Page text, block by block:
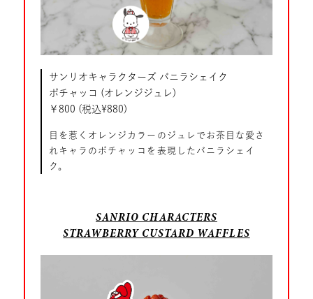
サンリオキャラクターズ バニラシェイク
ポチャッコ (オレンジジュレ)
￥800 (税込¥880)
目を惹くオレンジカラーのジュレでお茶目な愛さ
れキャラのポチャッコを表現したバニラシェイ
ク。
SANRIO CHARACTERS
STRAWBERRY CUSTARD WAFFLES